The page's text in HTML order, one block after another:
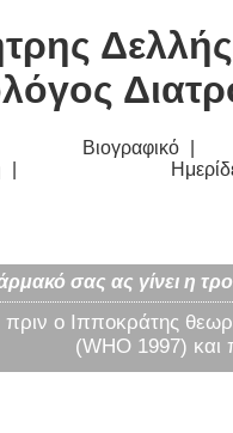
Βιογραφικό
σας ας γίνει η
πριν ο Ιπποκράτης
(WHO 1997) και